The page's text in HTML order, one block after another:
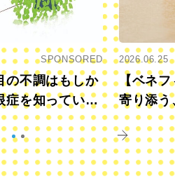
SPONSORED
の不調はもしか
を知っていま
2026.06.25
【ベネフ
寄り添う
きに